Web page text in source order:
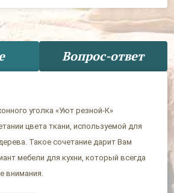
Вопрос-ответ
уголка «Уют резной-К»
цвета ткани, используемой для
Такое сочетание дарит Вам
мебели для кухни, который всегда
внимания.